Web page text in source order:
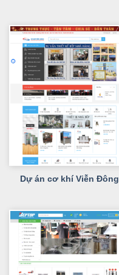
Dự án cơ khí Viễn Đông